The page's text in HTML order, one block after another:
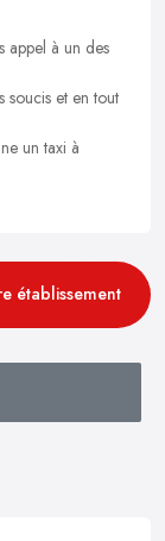
appel à un des
soucis et en tout
un taxi à
établissement